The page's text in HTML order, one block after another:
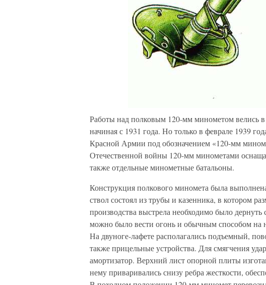
Работы над полковым 120-мм минометом велись
начиная с 1931 года. Но только в феврале 1939
Красной Армии под обозначением «120-мм
Отечественной войны 120-мм минометами
также отдельные минометные батальоны.
Конструкция полкового миномета была
ствол состоял из трубы и казенника, в котором
производства выстрела необходимо было
можно было вести огонь и обычным способом на
На двуноге-лафете располагались подъемный,
также прицельные устройства. Для смягчения
амортизатор. Верхний лист опорной плиты
нему приваривались снизу ребра жесткости,